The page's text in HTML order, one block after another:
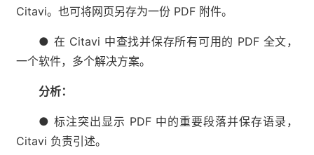
Citavi。也可将网页另存为一份 PDF 附件。
● 在 Citavi 中查找并保存所有可用的 PDF 全文，
一个软件，多个解决方案。
分析：
● 标注突出显示 PDF 中的重要段落并保存语录，
Citavi 负责引述。